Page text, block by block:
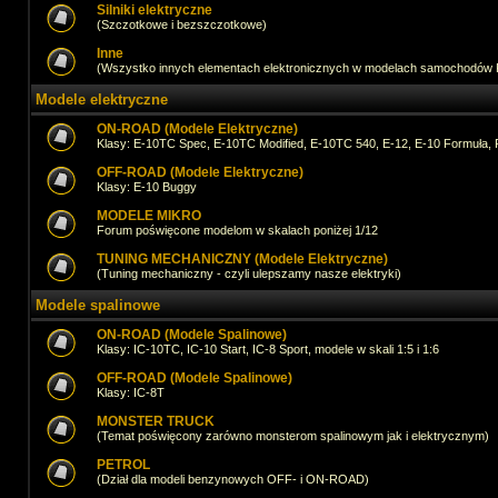
Silniki elektryczne
(Szczotkowe i bezszczotkowe)
Inne
(Wszystko innych elementach elektronicznych w modelach samochodów
Modele elektryczne
ON-ROAD (Modele Elektryczne)
Klasy: E-10TC Spec, E-10TC Modified, E-10TC 540, E-12, E-10 Formuła,
OFF-ROAD (Modele Elektryczne)
Klasy: E-10 Buggy
MODELE MIKRO
Forum poświęcone modelom w skalach poniżej 1/12
TUNING MECHANICZNY (Modele Elektryczne)
(Tuning mechaniczny - czyli ulepszamy nasze elektryki)
Modele spalinowe
ON-ROAD (Modele Spalinowe)
Klasy: IC-10TC, IC-10 Start, IC-8 Sport, modele w skali 1:5 i 1:6
OFF-ROAD (Modele Spalinowe)
Klasy: IC-8T
MONSTER TRUCK
(Temat poświęcony zarówno monsterom spalinowym jak i elektrycznym)
PETROL
(Dział dla modeli benzynowych OFF- i ON-ROAD)